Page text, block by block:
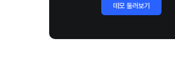
데모 둘러보기